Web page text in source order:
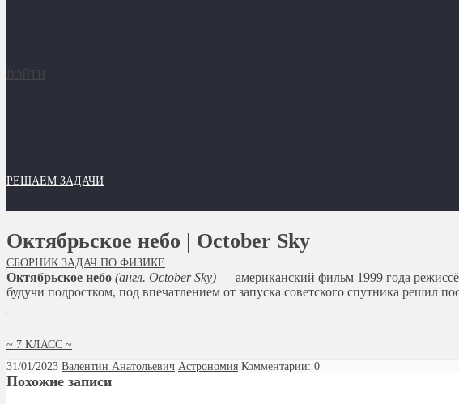
ВОЙТИ
РЕШАЕМ ЗАДАЧИ
СБОРНИК ЗАДАЧ ПО ФИЗИКЕ
~ 7 КЛАСС ~
Октябрьское небо | October Sky
Октябрьское небо (англ. October Sky) — американский фильм 1999 года
будучи подростком, под впечатлением от запуска советского спутника решил
31/01/2023 Валентин Анатольевич Астрономия Комментарии: 0
Похожие записи